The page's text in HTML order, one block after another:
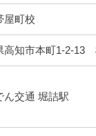
屋町校
高知市本町1-2-13
ん交通 堀詰駅